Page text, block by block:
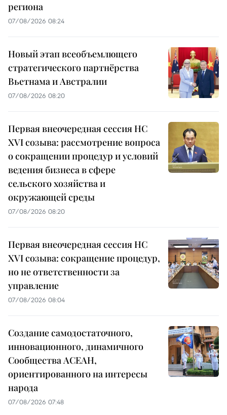
региона
07/08/2026 08:24
Новый этап всеобъемлющего
стратегического партнёрства
Вьетнама и Австралии
07/08/2026 08:20
Первая внеочередная сессия НС
XVI созыва: рассмотрение вопроса
о сокращении процедур и условий
ведения бизнеса в сфере
сельского хозяйства и
окружающей среды
07/08/2026 08:20
Первая внеочередная сессия НС
XVI созыва: сокращение процедур,
но не ответственности за
управление
07/08/2026 08:04
Создание самодостаточного,
инновационного, динамичного
Сообщества АСЕАН,
ориентированного на интересы
народа
07/08/2026 07:48